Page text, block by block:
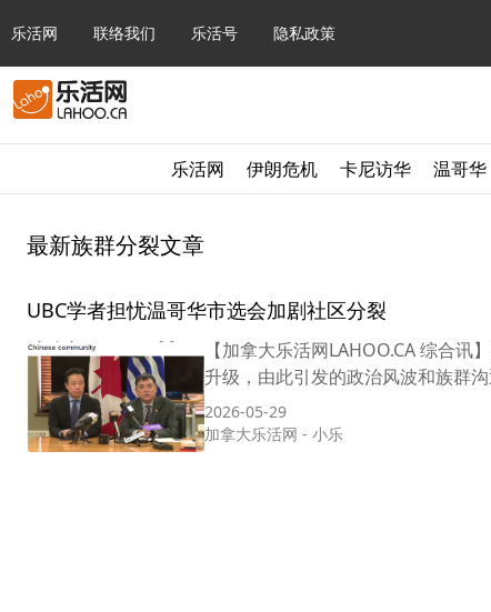
乐活网 联络我们 乐活号 隐私政策
乐活网 伊朗危机 卡尼访华 温哥华
最新族群分裂文章
UBC学者担忧温哥华市选会加剧社区分裂
【加拿大乐活网LAHOO.CA 综合
升级，由此引发的政治风波和族群
2026-05-29
加拿大乐活网 - 小乐